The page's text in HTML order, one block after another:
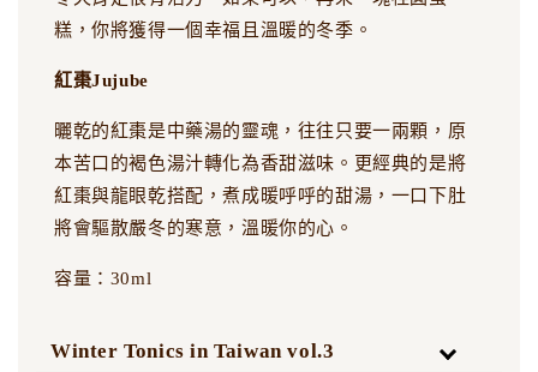
糕，你將獲得一個幸福且溫暖的冬季。
紅棗Jujube
曬乾的紅棗是中藥湯的靈魂，往往只要一兩顆，原
本苦口的褐色湯汁轉化為香甜滋味。更經典的是將
紅棗與龍眼乾搭配，煮成暖呼呼的甜湯，一口下肚
將會驅散嚴冬的寒意，溫暖你的心。
容量：30ml
Winter Tonics in Taiwan vol.3